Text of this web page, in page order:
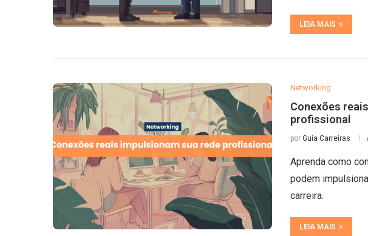
LEIA MAIS
Networking
Conexões
profissional
por Guia Carreiras
Aprenda como
podem
carreira.
LEIA MAIS